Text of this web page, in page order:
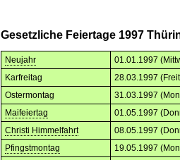
Gesetzliche Feiertage 1997
Neujahr
01.01.1997
Karfreitag
28.03.1997
Ostermontag
31.03.1997
Maifeiertag
01.05.1997
Christi Himmelfahrt
08.05.1997
Pfingstmontag
19.05.1997